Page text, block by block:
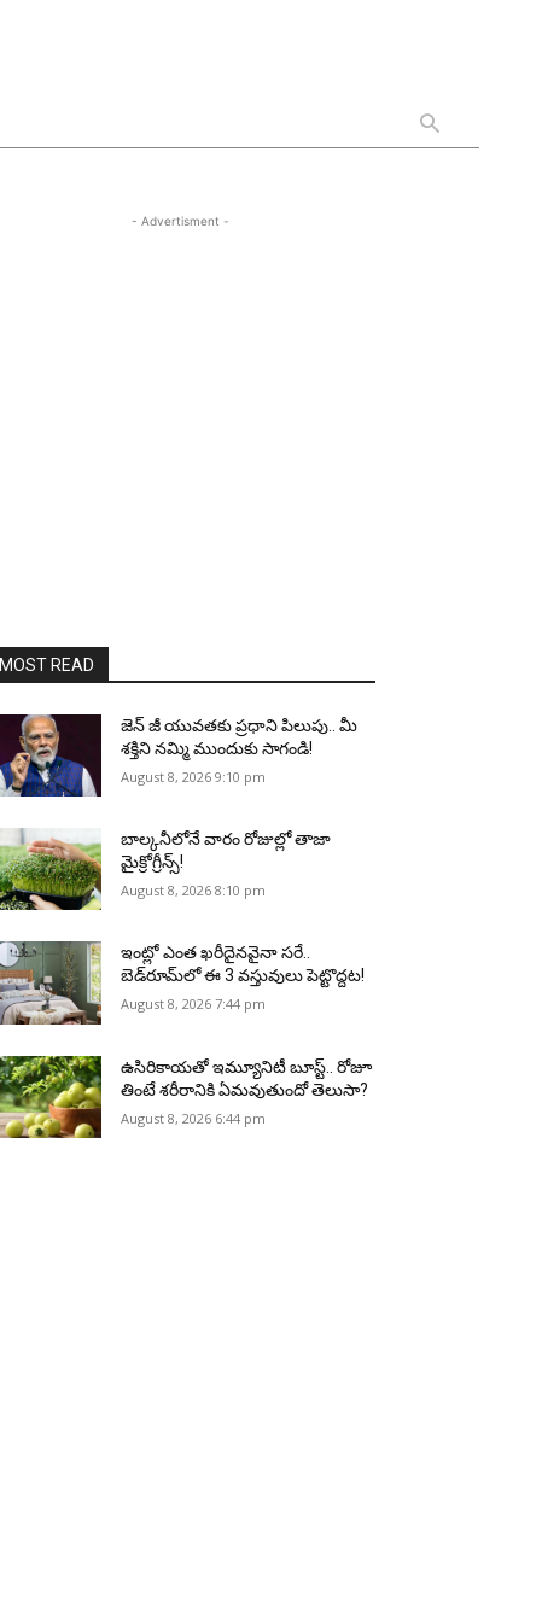
- Advertisment -
MOST READ
జెన్‌ జీ యువతకు ప్రధాని పిలుపు.. మీ
శక్తిని నమ్మి ముందుకు సాగండి!
August 8, 2026 9:10 pm
బాల్కనీలోనే వారం రోజుల్లో తాజా
మైక్రోగ్రీన్స్‌!
August 8, 2026 8:10 pm
ఇంట్లో ఎంత ఖరీదైనవైనా సరే..
బెడ్‌రూమ్‌లో ఈ 3 వస్తువులు పెట్టొద్దట!
August 8, 2026 7:44 pm
ఉసిరికాయతో ఇమ్యూనిటీ బూస్ట్‌.. రోజూ
తింటే శరీరానికి ఏమవుతుందో తెలుసా?
August 8, 2026 6:44 pm